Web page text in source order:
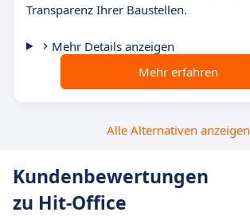
Transparenz Ihrer Baustellen.
Mehr Details anzeigen
Mehr erfahren
Alle Alternativen anzeigen
Kundenbewertungen
zu Hit-Office